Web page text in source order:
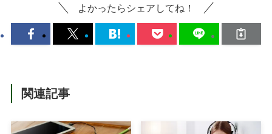
よかったらシェアしてね！
関連記事